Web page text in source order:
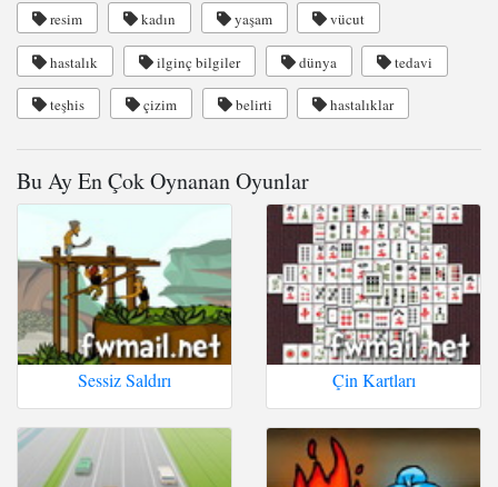
resim kadın yaşam vücut
hastalık ilginç bilgiler dünya tedavi
teşhis çizim belirti hastalıklar
Bu Ay En Çok Oynanan Oyunlar
Sessiz Saldırı Çin Kartları